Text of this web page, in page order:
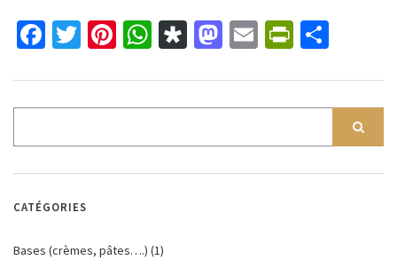
Facebook
Twitter
Pinterest
WhatsApp
Diaspora
Mastodon
Email
CATÉGORIES
Bases (crèmes, pâtes….) (1)